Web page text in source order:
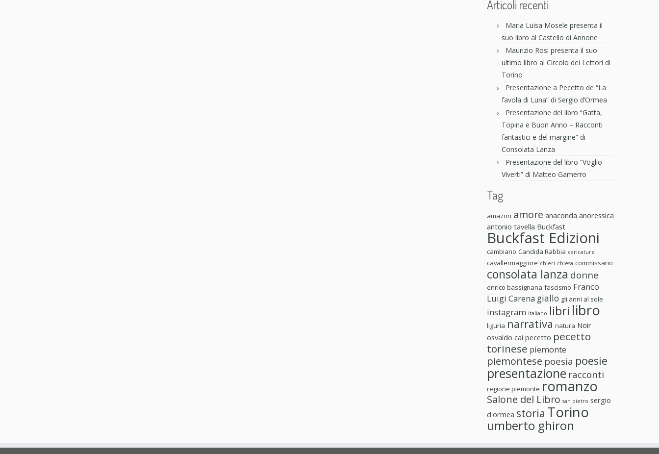
Articoli recenti
Maria Luisa Mosele presenta il
suo libro al Castello di Annone
Maurizio Rosi presenta il suo
ultimo libro al Circolo dei Lettori di
Torino
Presentazione a Pecetto de “La
favola di Luna” di Sergio d’Ormea
Presentazione del libro “Gatta,
Topina e Buon Anno – Racconti
fantastici e del margine” di
Consolata Lanza
Presentazione del libro “Voglio
Viverti” di Matteo Gamerro
Tag
amazon amore anaconda anoressica
antonio tavella Buckfast
Buckfast Edizioni
cambiano Candida Rabbia caricature
cavallermaggiore chieri chiesa commissario
consolata lanza donne
enrico bassignana fascismo Franco
Luigi Carena giallo gli anni al sole
instagram italiano libri libro
liguria narrativa natura Noir
osvaldo cai pecetto pecetto
torinese piemonte
piemontese poesia poesie
presentazione racconti
regione piemonte romanzo
Salone del Libro san pietro sergio
d'ormea storia Torino
umberto ghiron